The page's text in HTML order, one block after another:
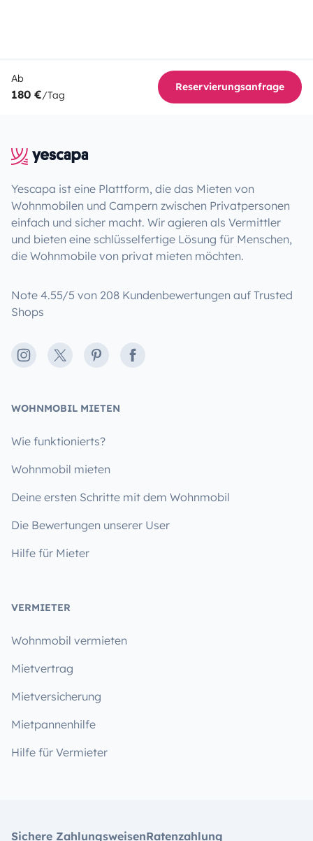
Ab
180 €/Tag
Reservierungsanfrage
Yescapa ist eine Plattform, die das Mieten von
Wohnmobilen und Campern zwischen Privatpersonen
einfach und sicher macht. Wir agieren als Vermittler
und bieten eine schlüsselfertige Lösung für Menschen,
die Wohnmobile von privat mieten möchten.
Note 4.55/5 von 208 Kundenbewertungen auf Trusted
Shops
Instagram
X PinterestFacebook
WOHNMOBIL MIETEN
Wie funktionierts?
Wohnmobil mieten
Deine ersten Schritte mit dem Wohnmobil
Die Bewertungen unserer User
Hilfe für Mieter
VERMIETER
Wohnmobil vermieten
Mietvertrag
Mietversicherung
Mietpannenhilfe
Hilfe für Vermieter
Sichere ZahlungsweisenRatenzahlung